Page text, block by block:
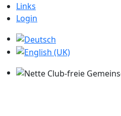
Links
Login
Sprache auswählen